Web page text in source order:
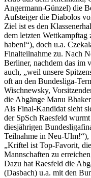
Angermann-Günzel) die
Aufsteiger die Diabolos
Ziel ist es den
dem letzten
haben!“), doch u.a.
Finalteilnahme zu. Nach
Berliner, nachdem das im
auch, „weil unsere
oft an den Bundesliga-
Wischnewsky,
die Abgänge Manu
Als Final-Kandidat sieht
der SpSch Raesfeld
diesjährigen
Teilnahme in Neu-Ulm!“),
„Kriftel ist Top-Favorit,
Mannschaften zu
Dazu hat Raesfeld die
(Dasbach) u.a. mit den